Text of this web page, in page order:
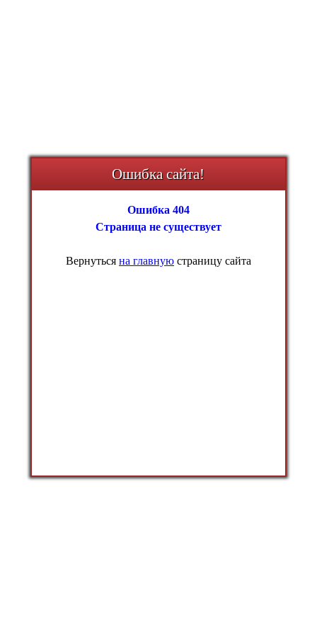
Ошибка сайта!
Ошибка 404
Страница не существует
Вернуться на главнуюстраницу сайта